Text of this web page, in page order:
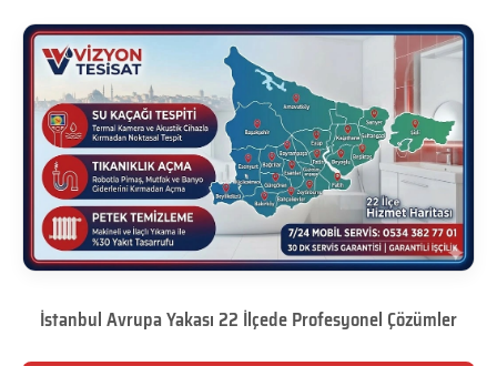
İstanbul Avrupa Yakası 22 İlçede Profesyonel Çözümler